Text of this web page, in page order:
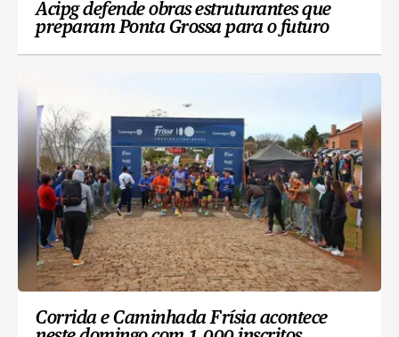
Acipg defende obras estruturantes que
preparam Ponta Grossa para o futuro
Corrida e Caminhada Frísia acontece